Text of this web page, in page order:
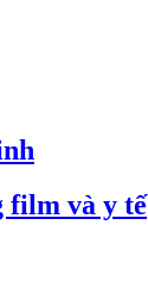
film và y tế